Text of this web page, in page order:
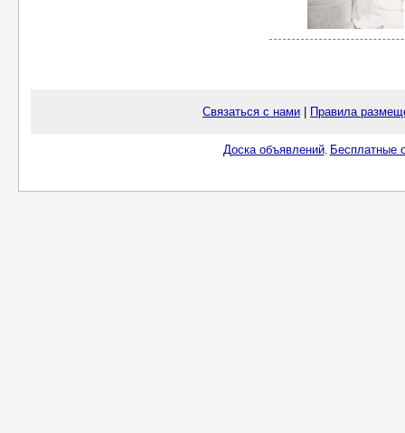
Связаться с нами Правила
Доска объявлений. Бесплатные